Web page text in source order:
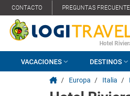
CONTACTO PREGUNTAS
Hotel
VACACIONES DESTINOS
/ Europa / Italia /